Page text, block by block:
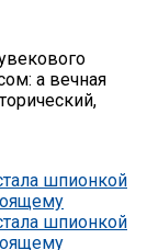
а вечная